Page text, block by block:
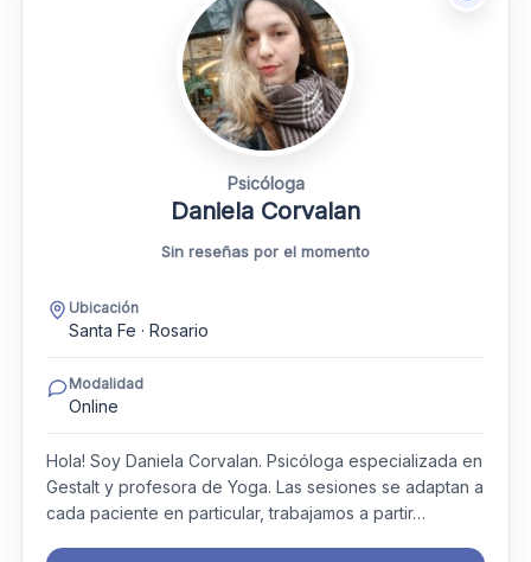
Psicóloga
Daniela Corvalan
Sin reseñas por el momento
Ubicación
Santa Fe · Rosario
Modalidad
Online
Hola! Soy Daniela Corvalan. Psicóloga especializada en
Gestalt y profesora de Yoga. Las sesiones se adaptan a
cada paciente en particular, trabajamos a partir…